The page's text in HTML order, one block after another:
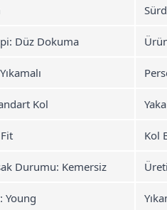
Düz Dokuma
Kol
Kol
Durumu: Kemersiz
Young